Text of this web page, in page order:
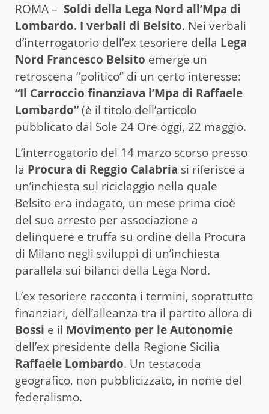
ROMA – Soldi della Lega Nord all’Mpa di
Lombardo. I verbali di Belsito. Nei verbali
d’interrogatorio dell’ex tesoriere della Lega
Nord Francesco Belsito emerge un
retroscena “politico” di un certo interesse:
“Il Carroccio finanziava l’Mpa di Raffaele
Lombardo”(è il titolo dell’articolo
pubblicato dal Sole 24 Ore oggi, 22 maggio.
L’interrogatorio del 14 marzo scorso presso
la Procura di Reggio Calabria si riferisce a
un’inchiesta sul riciclaggio nella quale
Belsito era indagato, un mese prima cioè
del suo arresto per associazione a
delinquere e truffa su ordine della Procura
di Milano negli sviluppi di un’inchiesta
parallela sui bilanci della Lega Nord.
L’ex tesoriere racconta i termini, soprattutto
finanziari, dell’alleanza tra il partito allora di
Bossi e il Movimento per le Autonomie
dell’ex presidente della Regione Sicilia
Raffaele Lombardo. Un testacoda
geografico, non pubblicizzato, in nome del
federalismo.